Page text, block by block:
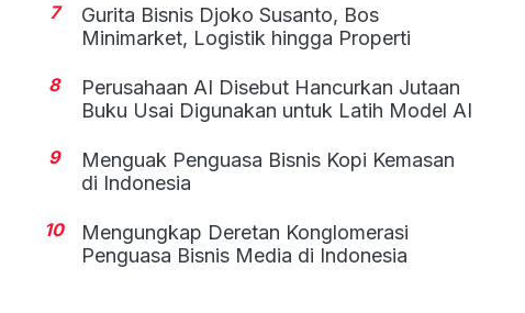
7
Gurita Bisnis Djoko Susanto, Bos
Minimarket, Logistik hingga Properti
8
Perusahaan AI Disebut Hancurkan Jutaan
Buku Usai Digunakan untuk Latih Model AI
9
Menguak Penguasa Bisnis Kopi Kemasan
di Indonesia
10
Mengungkap Deretan Konglomerasi
Penguasa Bisnis Media di Indonesia